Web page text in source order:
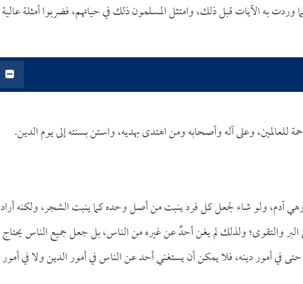
به الآيات قبل ذلك، وامتثل المسلمون ذلك في حياتهم، فضربوا أمثلة عالية
للعالمين، وعلى آله وأصحابه ومن اهتدى بهديه، واستن بسنته إلى يوم الدين.
آدم، ولو شاء لجعل كل فرد ينبت من أصل وحده كما ينبت الشجر، ولكنه أراد
البر والتقوى؛ ولذلك لم يغن أحدٌ عن غيره من الناس، بل جعل جميع الناس يحتاج
في أمور دينه، فلا يمكن أن يستغني أحد عن الناس في أمور الدين ولا في أمور